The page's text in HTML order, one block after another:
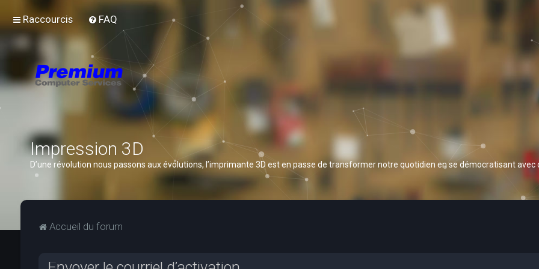
Raccourcis FAQ
Impression 3D
D’une révolution nous passons aux évolutions, l’imprimante 3D est en passe de transformer notre quotidien en se démocratisant
Accueil du forum